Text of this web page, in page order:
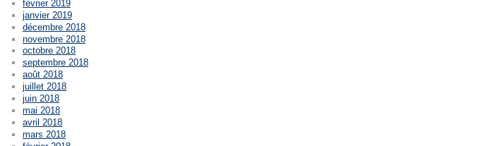
février 2019
janvier 2019
décembre 2018
novembre 2018
octobre 2018
septembre 2018
août 2018
juillet 2018
juin 2018
mai 2018
avril 2018
mars 2018